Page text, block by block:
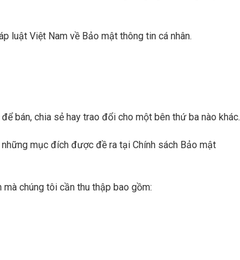
luật Việt Nam về Bảo mật thông tin cá nhân.
bán, chia sẻ hay trao đổi cho một bên thứ ba nào khác.
mục đích được đề ra tại Chính sách Bảo mật
chúng tôi cần thu thập bao gồm: